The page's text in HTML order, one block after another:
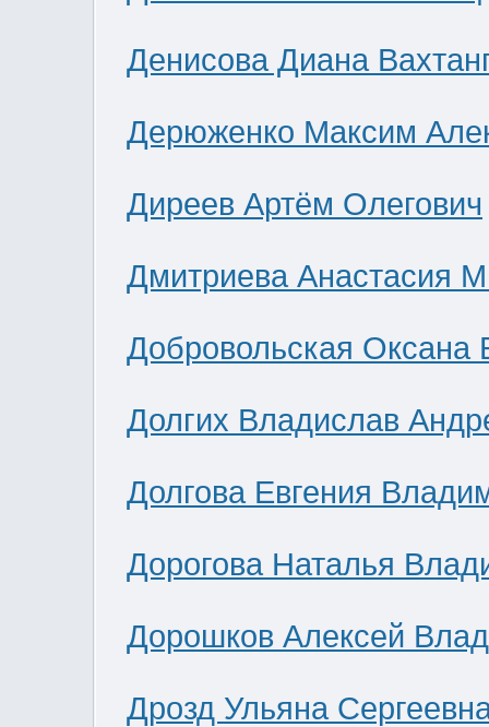
Денисова Диана
Дерюженко Максим
Диреев Артём Олегович
Дмитриева Анастасия
Добровольская Оксана
Долгих Владислав
Долгова Евгения
Дорогова Наталья
Дорошков Алексей
Дрозд Ульяна